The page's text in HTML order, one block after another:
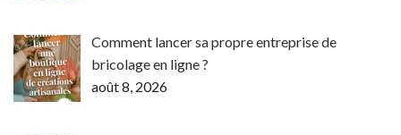
Comment lancer sa propre entreprise de
bricolage en ligne ?
août 8, 2026